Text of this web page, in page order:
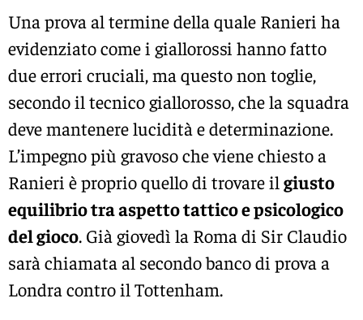
Una prova al termine della quale Ranieri ha
evidenziato come i giallorossi hanno fatto
due errori cruciali, ma questo non toglie,
secondo il tecnico giallorosso, che la squadra
deve mantenere lucidità e determinazione.
L’impegno più gravoso che viene chiesto a
Ranieri è proprio quello di trovare il giusto
equilibrio tra aspetto tattico e psicologico
del gioco. Già giovedì la Roma di Sir Claudio
sarà chiamata al secondo banco di prova a
Londra contro il Tottenham.